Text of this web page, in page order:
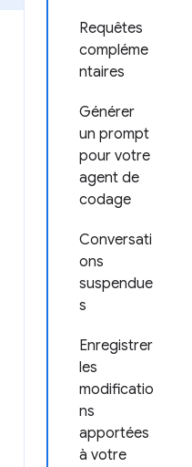
Requêtes
compléme
ntaires
Générer
un prompt
pour votre
agent de
codage
Conversati
ons
suspendue
s
Enregistrer
les
modificatio
ns
apportées
à votre